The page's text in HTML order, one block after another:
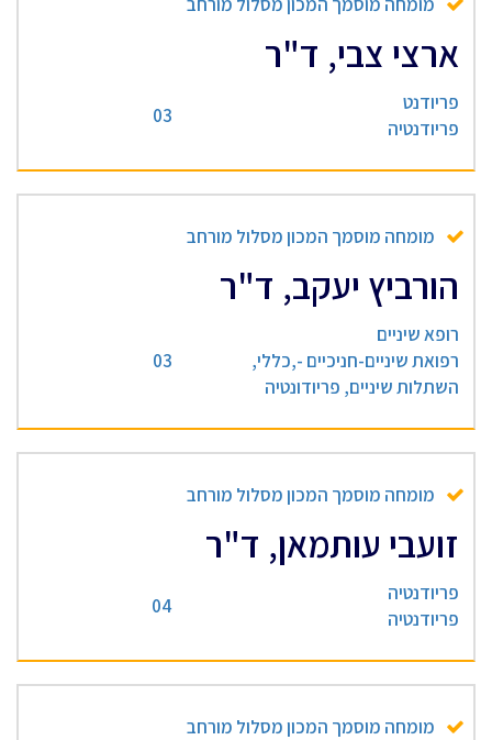
ארצי צבי, ד"ר
פריודנט
פריודנטיה
03
מומחה מוסמך המכון מסלול מורחב
הורביץ יעקב, ד"ר
רופא שיניים
רפואת שיניים-חניכיים -,כללי,
השתלות שיניים, פריודונטיה
03
מומחה מוסמך המכון מסלול מורחב
זועבי עותמאן, ד"ר
פריודנטיה
פריודנטיה
04
מומחה מוסמך המכון מסלול מורחב